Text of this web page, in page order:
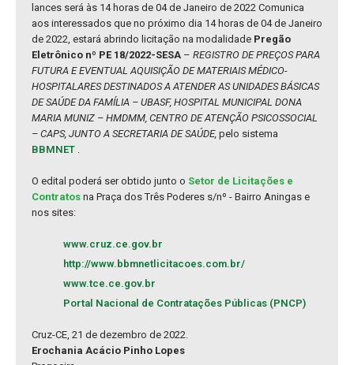
lances será às 14 horas de 04 de Janeiro de 2022 Comunica
aos interessados que no próximo dia 14 horas de 04 de Janeiro
de 2022, estará abrindo licitação na modalidade Pregão
Eletrônico nº PE 18/2022-SESA – REGISTRO DE PREÇOS PARA
FUTURA E EVENTUAL AQUISIÇÃO DE MATERIAIS MÉDICO-
HOSPITALARES DESTINADOS A ATENDER AS UNIDADES BÁSICAS
DE SAÚDE DA FAMÍLIA – UBASF, HOSPITAL MUNICIPAL DONA
MARIA MUNIZ – HMDMM, CENTRO DE ATENÇÃO PSICOSSOCIAL
– CAPS, JUNTO A SECRETARIA DE SAÚDE, pelo sistema
BBMNET .
O edital poderá ser obtido junto o Setor de Licitações e
Contratos na Praça dos Três Poderes s/nº - Bairro Aningas e
nos sites:
www.cruz.ce.gov.br
http://www.bbmnetlicitacoes.com.br/
www.tce.ce.gov.br
Portal Nacional de Contratações Públicas (PNCP)
Cruz-CE, 21 de dezembro de 2022.
Erochania Acácio Pinho Lopes